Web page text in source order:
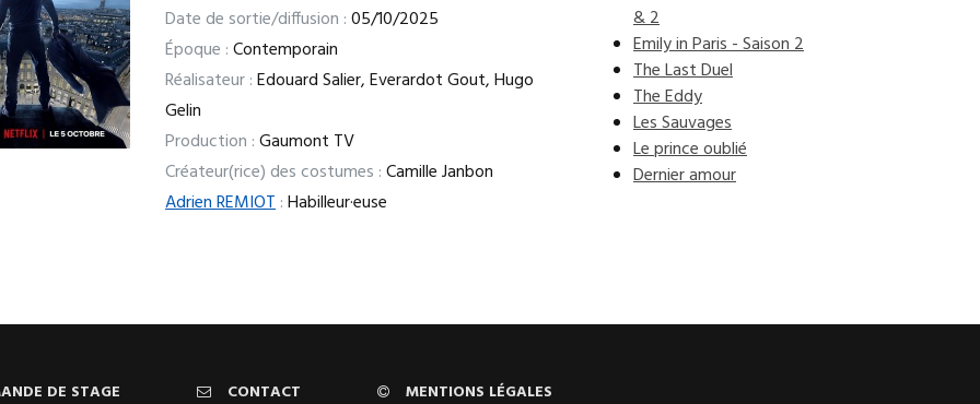
Date de sortie/diffusion :05/10/2025
Époque :Contemporain
Réalisateur :Edouard Salier, Everardot Gout, Hugo
Gelin
Production :Gaumont TV
Créateur(rice) des costumes :Camille Janbon
Adrien REMIOT:Habilleur·euse
& 2
Emily in Paris - Saison 2
The Last Duel
The Eddy
Les Sauvages
Le prince oublié
Dernier amour
DE STAGE CONTACT MENTIONS LÉGALES